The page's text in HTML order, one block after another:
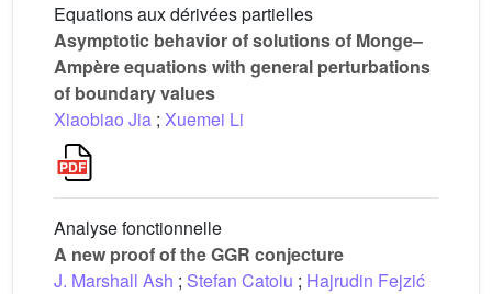
Equations aux dérivées partielles
Asymptotic behavior of solutions of Monge–
Ampère equations with general perturbations
of boundary values
Xiaobiao Jia ; Xuemei Li
Analyse fonctionnelle
A new proof of the GGR conjecture
J. Marshall Ash ; Stefan Catoiu ; Hajrudin Fejzić